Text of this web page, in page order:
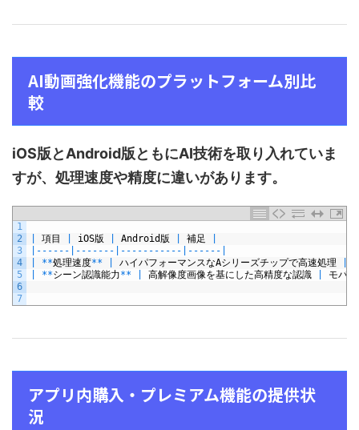
AI動画強化機能のプラットフォーム別比
較
iOS版とAndroid版ともにAI技術を取り入れていま
すが、処理速度や精度に違いがあります。
1
2
3
4
5
6
7
項目 iOS版 Android 版 補足
-- -- -- -- -- -- - -- -- -- -- -- - -- -- --
**処理速度** ハイパフォーマンスなAシリーズチップで高速処理
**シーン認識能力** 高解像度画像を基にした高精度な認識 モバ
アプリ内購入・プレミアム機能の提供状
況